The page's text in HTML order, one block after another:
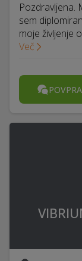
Pozdravljena.
sem
moje življenje
Več